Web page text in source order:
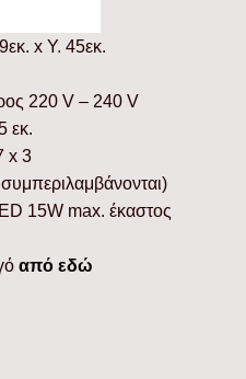
x Υ. 45εκ.
220 V – 240 V
εκ.
x 3
15W max. έκαστος
από εδώ